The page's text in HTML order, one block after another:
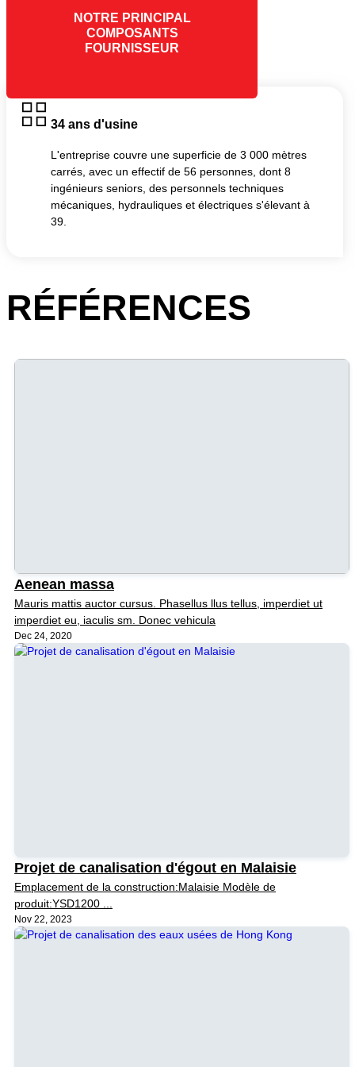
NOTRE PRINCIPAL
COMPOSANTS
FOURNISSEUR
34 ans d'usine
L'entreprise couvre une superficie de 3 000 mètres
carrés, avec un effectif de 56 personnes, dont 8
ingénieurs seniors, des personnels techniques
mécaniques, hydrauliques et électriques s'élevant à
39.
RÉFÉRENCES
Aenean massa
Mauris mattis auctor cursus. Phasellus llus tellus, imperdiet ut
imperdiet eu, iaculis sm. Donec vehicula
Dec 24, 2020
Projet de canalisation d'égout en Malaisie
Emplacement de la construction:Malaisie Modèle de
produit:YSD1200 ...
Nov 22, 2023